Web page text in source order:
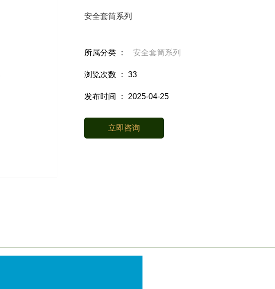
安全套筒系列
所属分类 ： 安全套筒系列
浏览次数 ：33
发布时间 ： 2025-04-25
立即咨询